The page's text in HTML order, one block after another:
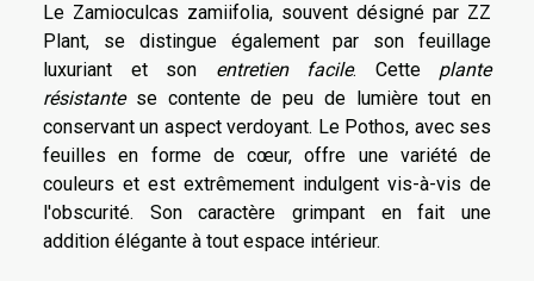
Le Zamioculcas zamiifolia, souvent désigné par ZZ
Plant, se distingue également par son feuillage
luxuriant et son entretien facile. Cette plante
résistantese contente de peu de lumière tout en
conservant un aspect verdoyant. Le Pothos, avec ses
feuilles en forme de cœur, offre une variété de
couleurs et est extrêmement indulgent vis-à-vis de
l'obscurité. Son caractère grimpant en fait une
addition élégante à tout espace intérieur.